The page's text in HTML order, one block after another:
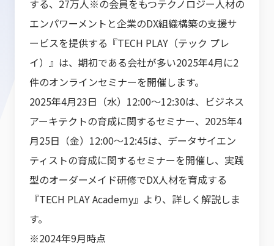
する、27万人※の会員をもつテクノロジー人材の
エンパワーメントと企業のDX組織構築の支援サ
ービスを提供する『TECH PLAY（テック プレ
イ）』は、期初である会社が多い2025年4月に2
件のオンラインセミナーを開催します。
2025年4月23日（水）12:00～12:30は、ビジネス
アーキテクトの育成に関するセミナー、2025年4
月25日（金）12:00～12:45は、データサイエン
ティストの育成に関するセミナーを開催し、実践
型のオーダーメイド研修でDX人材を育成する
『TECH PLAY Academy』より、詳しく解説しま
す。
※2024年9月時点